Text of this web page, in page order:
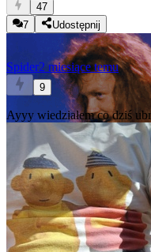
47
7
Udostępnij
Spider2 miesiące temu
9
Ayyy wiedziałem co dziś